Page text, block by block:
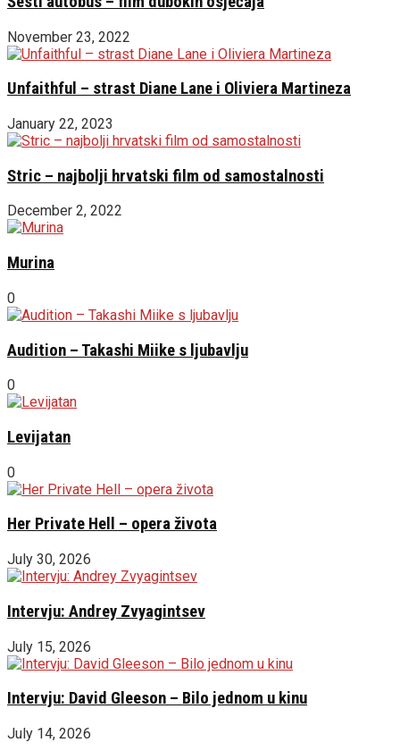
November 23, 2022
Unfaithful – strast Diane Lane i Oliviera Martineza
January 22, 2023
Stric – najbolji hrvatski film od samostalnosti
December 2, 2022
Murina
0
Audition – Takashi Miike s ljubavlju
0
Levijatan
0
Her Private Hell – opera života
July 30, 2026
Intervju: Andrey Zvyagintsev
July 15, 2026
Intervju: David Gleeson – Bilo jednom u kinu
July 14, 2026